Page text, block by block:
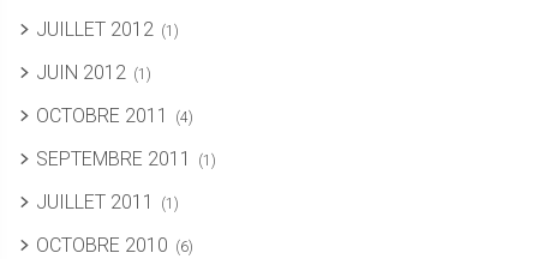
JUILLET 2012 (1)
JUIN 2012 (1)
OCTOBRE 2011 (4)
SEPTEMBRE 2011 (1)
JUILLET 2011 (1)
OCTOBRE 2010 (6)